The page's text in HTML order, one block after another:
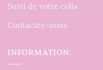
Suivi de votre colis
Contactez-nous
INFORMATION: